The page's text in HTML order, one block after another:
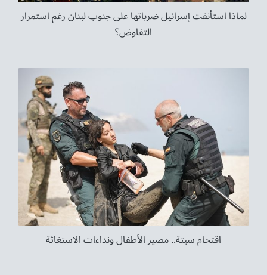
لماذا استأنفت إسرائيل ضرباتها على جنوب لبنان رغم استمرار
التفاوض؟
اقتحام سبتة.. مصير الأطفال ونداءات الاستغاثة